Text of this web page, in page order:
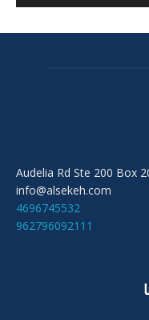
info@alsekeh.com
4696745532
962796092111